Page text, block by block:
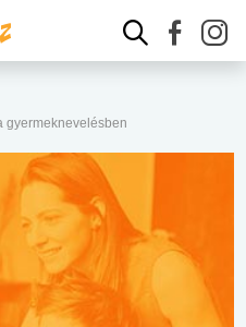
gyermeknevelésben